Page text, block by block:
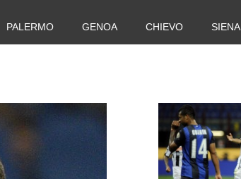
PALERMO GENOA CHIEVO SIENA